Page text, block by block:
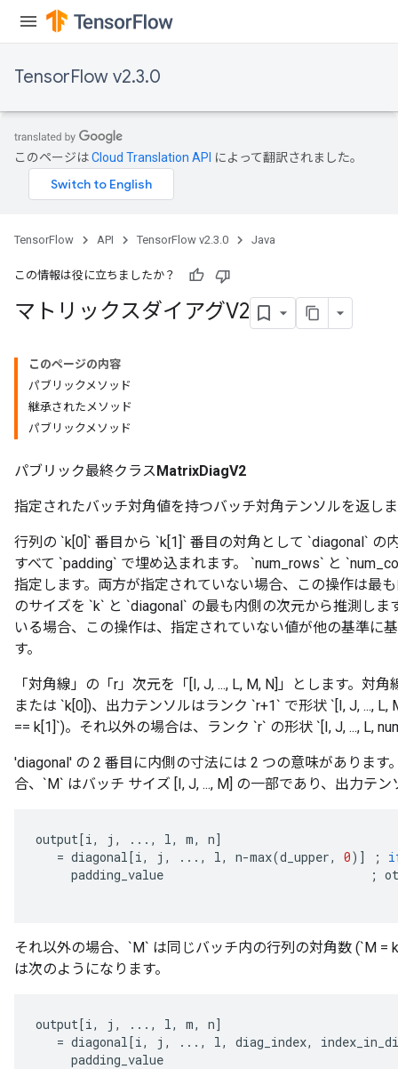
TensorFlow v2.3.0
このページはCloud Translation API によって翻訳されました。
TensorFlow API TensorFlow v2.3.0 Java
この情報は役に立ちましたか？
マトリックスダイアグV2
このページの内容
パブリックメソッド
継承されたメソッド
パブリックメソッド
パブリック最終クラスMatrixDiagV2
指定されたバッチ対角値を持つバッチ対角テンソルを返し
行列の `k[0]` 番目から `k[1]` 番目の対角として `diagonal`
すべて `padding` で埋め込まれます。 `num_rows` と
指定します。両方が指定されていない場合、この操作は最
のサイズを `k` と `diagonal` の最も内側の次元から推測し
いる場合、この操作は、指定されていない値が他の基準に
す。
「対角線」の「r」次元を「[I, J, ..., L, M, N]」とします。対
または `k[0])、出力テンソルはランク `r+1` で形状 `[I, J, ...,
== k[1]`)。それ以外の場合は、ランク `r` の形状 `[I, J, ..., L,
'diagonal' の 2 番目に内側の寸法には 2 つの意味があります
合、`M` はバッチ サイズ [I, J, ..., M] の一部であり、出力テ
output[i, j , ..., l, m, n]
= diagonal[i, j , ..., l, n-max(d_upper, 0) ] ;
padding_value
;
それ以外の場合、`M` は同じバッチ内の行列の対角数 (`M =
は次のようになります。
output[i, j , ..., l, m, n]
= diagonal[i, j , ..., l, diag_index,
padding_value